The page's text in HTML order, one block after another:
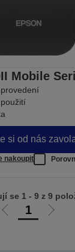
Mobile
si od nás
nakoupit
Jít
1
Jít
se 1 - 9 z 9